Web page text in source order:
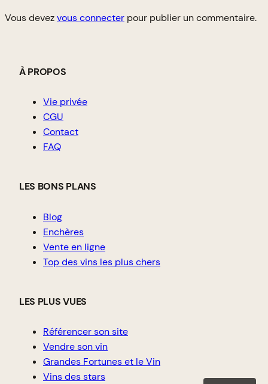
Vous devezvous connecter pour publier un commentaire.
À PROPOS
Vie privée
CGU
Contact
FAQ
LES BONS PLANS
Blog
Enchères
Vente en ligne
Top des vins les plus chers
LES PLUS VUES
Référencer son site
Vendre son vin
Grandes Fortunes et le Vin
Vins des stars